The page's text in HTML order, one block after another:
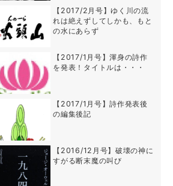
【2017/2月号】ゆく川の流
れは絶えずしてしかも、もと
の水にあらず
【2017/1月号】渾身の詩作
を発表！タイトルは・・・
【2017/1月号】詩作発表後
の編集後記
【2016/12月号】破壊の神に
すがる断末魔の叫び